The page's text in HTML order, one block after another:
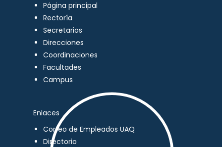
Página principal
Rectoría
Secretarios
Direcciones
Coordinaciones
Facultades
Campus
Enlaces
Correo de Empleados UAQ
Directorio